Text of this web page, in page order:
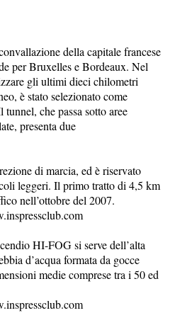
della capitale francese
per Bruxelles e Bordeaux. Nel
gli ultimi dieci chilometri
è stato selezionato come
che passa sotto aree
presenta due
di marcia, ed è riservato
leggeri. Il primo tratto di 4,5 km
nell’ottobre del 2007.
HI-FOG si serve dell’alta
d’acqua formata da gocce
medie comprese tra i 50 ed